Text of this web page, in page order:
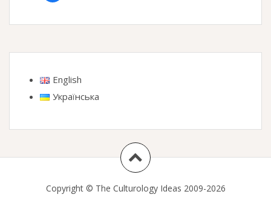
English
Українська
Copyright © The Culturology Ideas 2009-2026